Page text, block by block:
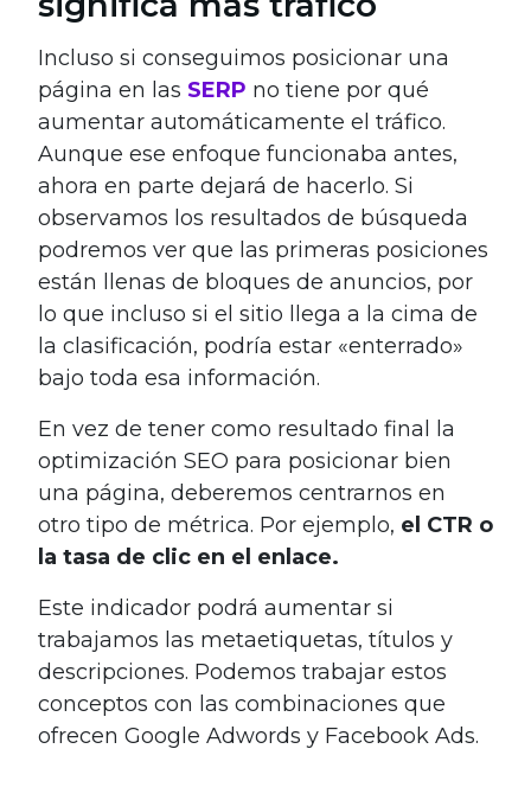
Incluso si conseguimos posicionar una
página en las SERP no tiene por qué
aumentar automáticamente el tráfico.
Aunque ese enfoque funcionaba antes,
ahora en parte dejará de hacerlo. Si
observamos los resultados de búsqueda
podremos ver que las primeras posiciones
están llenas de bloques de anuncios, por
lo que incluso si el sitio llega a la cima de
la clasificación, podría estar «enterrado»
bajo toda esa información.
En vez de tener como resultado final la
optimización SEO para posicionar bien
una página, deberemos centrarnos en
otro tipo de métrica. Por ejemplo, el CTR o
la tasa de clic en el enlace.
Este indicador podrá aumentar si
trabajamos las metaetiquetas, títulos y
descripciones. Podemos trabajar estos
conceptos con las combinaciones que
ofrecen Google Adwords y Facebook Ads.